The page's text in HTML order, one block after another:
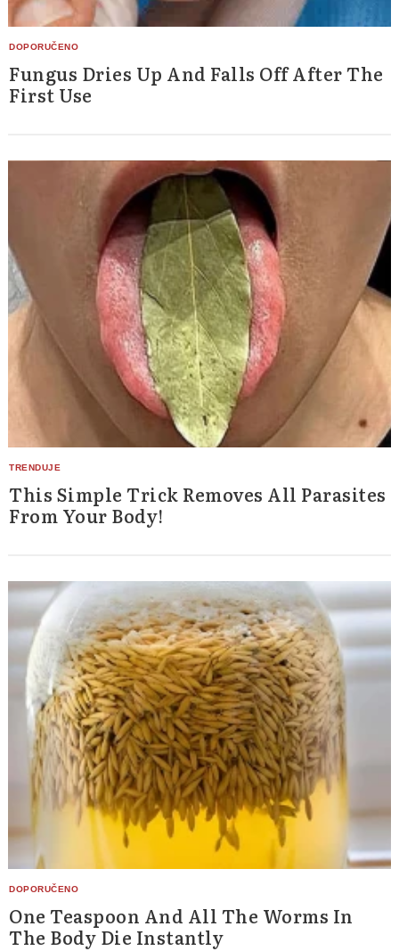
Fungus Dries Up And Falls Off After The
First Use
This Simple Trick Removes All Parasites
From Your Body!
One Teaspoon And All The Worms In
The Body Die Instantly